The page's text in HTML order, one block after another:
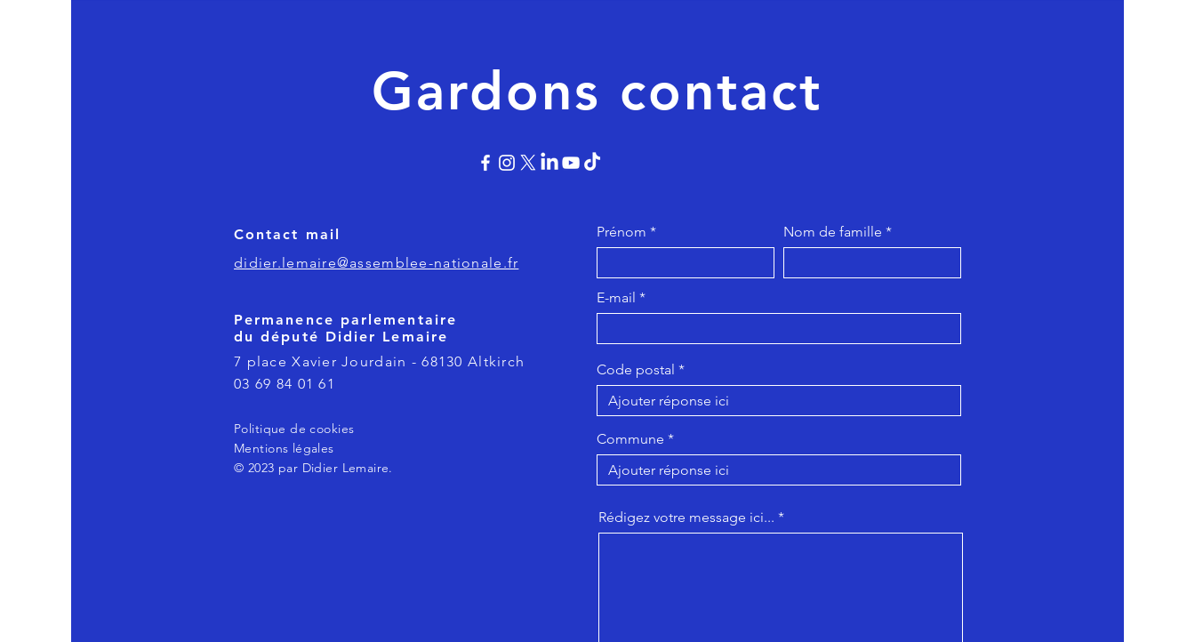
Gardons contact
Contact mail
didier.lemaire@assemblee-nationale.fr
Permanence parlementaire
du député Didier Lemaire
7 place Xavier Jourdain - 68130 Altkirch
03 69 84 01 61
Politique de cookies
Mentions légales
© 2023 par Didier Lemaire.
Prénom Nom de famille
E-mail
Code postal
Commune
Rédigez votre message ici...